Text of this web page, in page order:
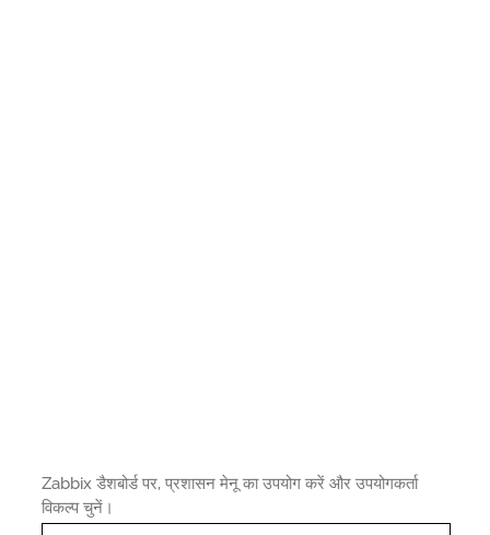
Zabbix डैशबोर्ड पर, प्रशासन मेनू का उपयोग करें और उपयोगकर्ता
विकल्प चुनें।